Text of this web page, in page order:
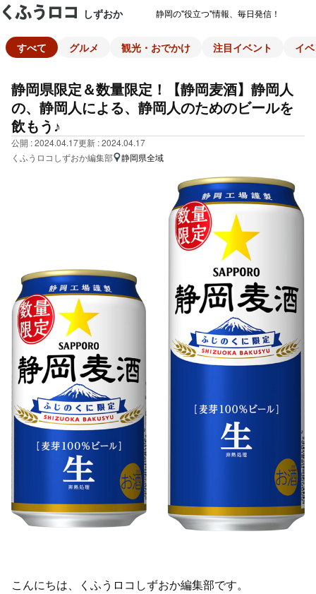
しずおか 静岡の"役立つ"情報、毎日発信！
すべて グルメ 観光・おでかけ 注目イベント イ
静岡県限定＆数量限定！【静岡麦酒】静岡人
の、静岡人による、静岡人のためのビールを
飲もう♪
公開 : 2024.04.17更新 : 2024.04.17
くふうロコしずおか編集部
静岡県全域
こんにちは、くふうロコしずおか編集部です。